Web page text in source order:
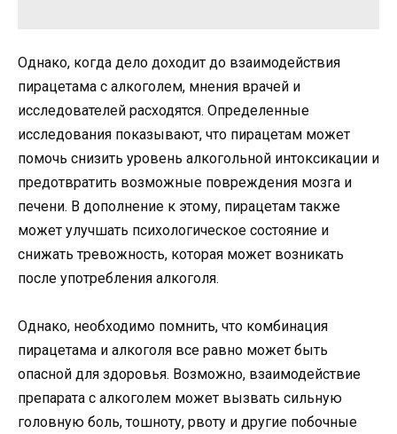
Однако, когда дело доходит до взаимодействия
пирацетама с алкоголем, мнения врачей и
исследователей расходятся. Определенные
исследования показывают, что пирацетам может
помочь снизить уровень алкогольной интоксикации и
предотвратить возможные повреждения мозга и
печени. В дополнение к этому, пирацетам также
может улучшать психологическое состояние и
снижать тревожность, которая может возникать
после употребления алкоголя.
Однако, необходимо помнить, что комбинация
пирацетама и алкоголя все равно может быть
опасной для здоровья. Возможно, взаимодействие
препарата с алкоголем может вызвать сильную
головную боль, тошноту, рвоту и другие побочные